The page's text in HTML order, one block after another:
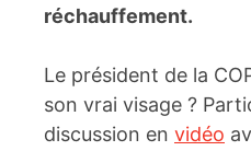
réchauffement.
Le président de la
son vrai visage ?
discussion en vidéo